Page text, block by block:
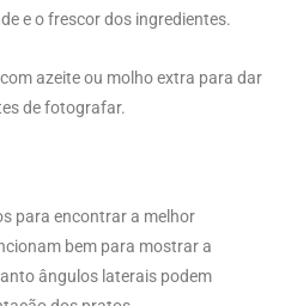
e o frescor dos ingredientes.
azeite ou molho extra para dar
de fotografar.
para encontrar a melhor
bem para mostrar a
ângulos laterais podem